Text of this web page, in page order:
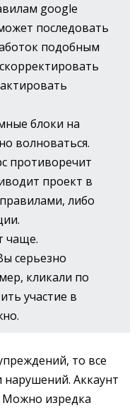
google
последовать
подобным
блоки на
волноваться.
противоречит
проект в
либо
чаще.
серьезно
кликали по
участие в
то все
нарушений. Аккаунт
Можно изредка